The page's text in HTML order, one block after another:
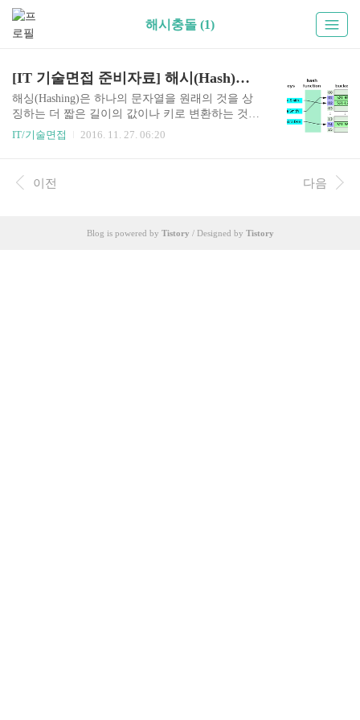
해시충돌 (1)
[IT 기술면접 준비자료] 해시(Hash)와 해시충돌(Hash Collision)
해싱(Hashing)은 하나의 문자열을 원래의 것을 상
징하는 더 짧은 길이의 값이나 키로 변환하는 것이
다. (출처: http://www.terms.co.kr/hashing.htm) 그리
함수의 역할을 나타내는 개념도 해시테이블(Hash
Table, Hash Map이라고도 불림.)은 Key와 Value를
번호를 찾는 과정을 가정했을 때, 해시함수(Hash F
IT/기술면접 2016. 11. 27. 06:20
이전 다음
Blog is powered by Tistory / Designed by Tistory